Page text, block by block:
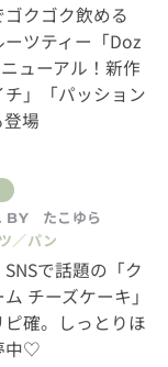
ゴクゴク飲める
ツティー「Doz
ューアル！新作
チ」「パッション
場
BY
たこゆら
／パン
SNSで話題の「ク
チーズケーキ」
確。しっとりほ
中♡